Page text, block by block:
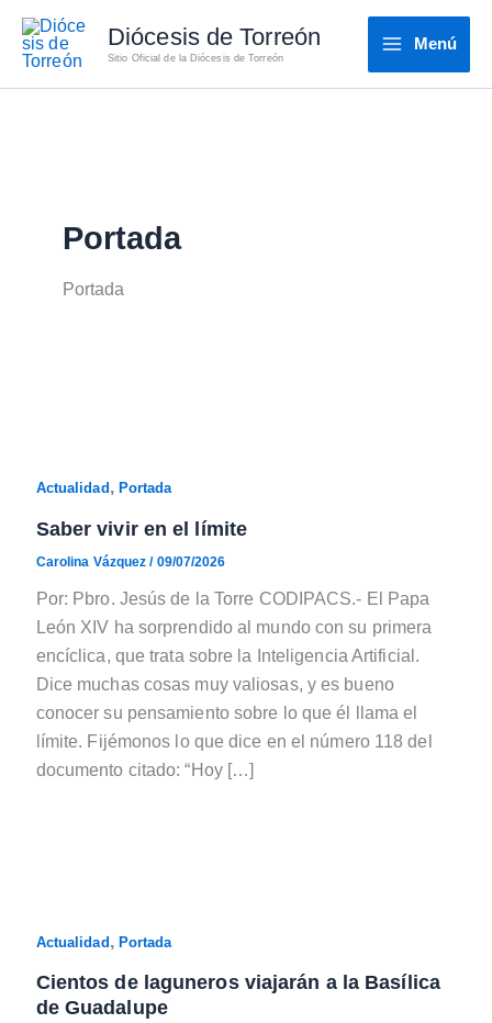
contenido
Diócesis de Torreón
Sitio Oficial de la Diócesis de Torreón
Menú
Portada
Portada
Actualidad , Portada
Saber vivir en el límite
Carolina Vázquez/ 09/07/2026
Por: Pbro. Jesús de la Torre CODIPACS.- El Papa
León XIV ha sorprendido al mundo con su primera
encíclica, que trata sobre la Inteligencia Artificial.
Dice muchas cosas muy valiosas, y es bueno
conocer su pensamiento sobre lo que él llama el
límite. Fijémonos lo que dice en el número 118 del
documento citado: “Hoy […]
Actualidad, Portada
Cientos de laguneros viajarán a la Basílica
de Guadalupe